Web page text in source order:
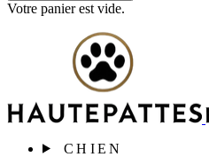
Votre panier est vide.
CHIEN